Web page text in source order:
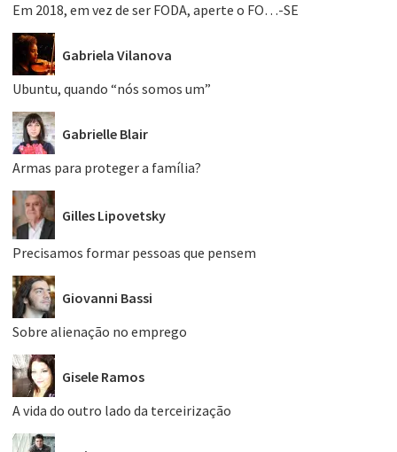
Em 2018, em vez de ser FODA, aperte o FO…-SE
Gabriela Vilanova
Ubuntu, quando “nós somos um”
Gabrielle Blair
Armas para proteger a família?
Gilles Lipovetsky
Precisamos formar pessoas que pensem
Giovanni Bassi
Sobre alienação no emprego
Gisele Ramos
A vida do outro lado da terceirização